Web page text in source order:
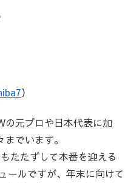
）
の元プロや日本代表に加
でいます。
たたずして本番を迎える
ールですが、年末に向けて